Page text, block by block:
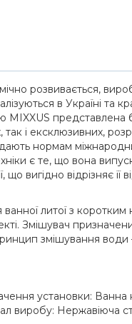
розвивається,
в Україні та
MIXXUS представлена
і ексклюзивних,
нормам
є те, що вона
вигідно відрізняє її
литої з коротким
Змішувач
змішування води
установки: Ванна
виробу: Нержавіюча